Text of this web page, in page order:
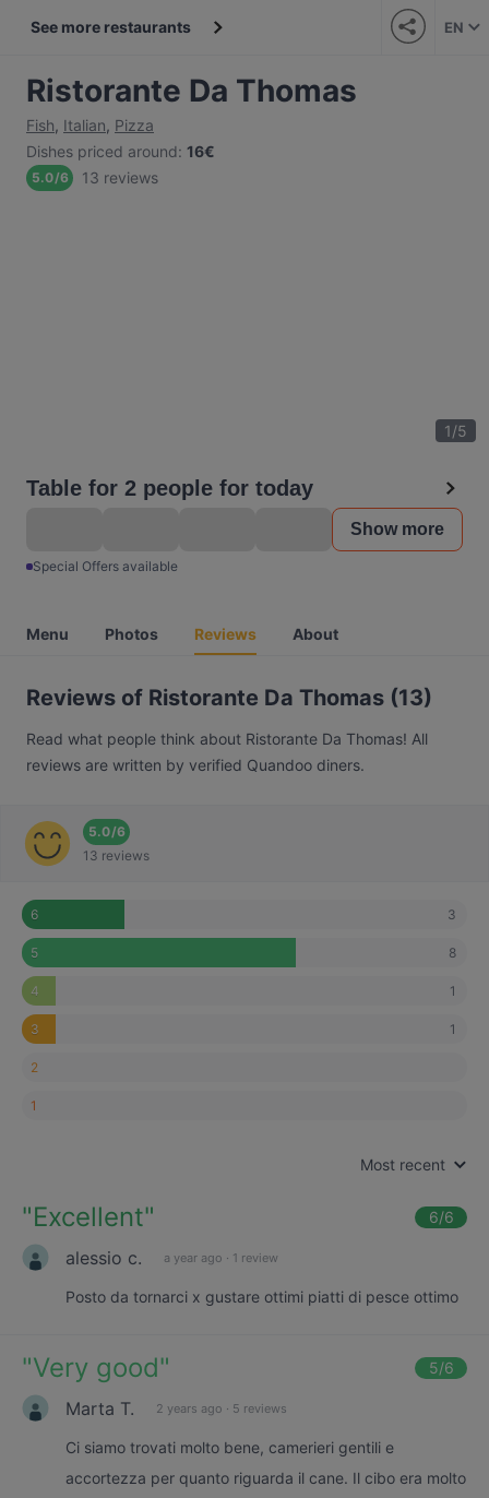
See more restaurants EN
Ristorante Da Thomas
Fish, Italian, Pizza
Dishes priced around: 16€
5.0/6 13 reviews
1/5
Table for 2 people for today
Show more
Special Offers available
Menu Photos Reviews About
Reviews of Ristorante Da Thomas (13)
Read what people think about Ristorante Da Thomas! All
reviews are written by verified Quandoo diners.
5.0/6
13 reviews
6 3
5 8
4 1
3 1
2
1
Most recent
"Excellent" 6/6
alessio c. a year ago · 1 review
Posto da tornarci x gustare ottimi piatti di pesce ottimo
"Very good" 5/6
Marta T. 2 years ago · 5 reviews
Ci siamo trovati molto bene, camerieri gentili e
accortezza per quanto riguarda il cane. Il cibo era molto